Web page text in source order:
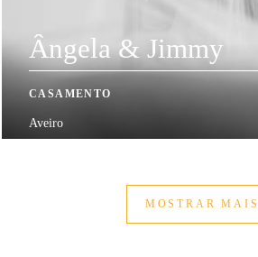
Ângela & Jimmy
CASAMENTO
Aveiro
MOSTRAR MAIS